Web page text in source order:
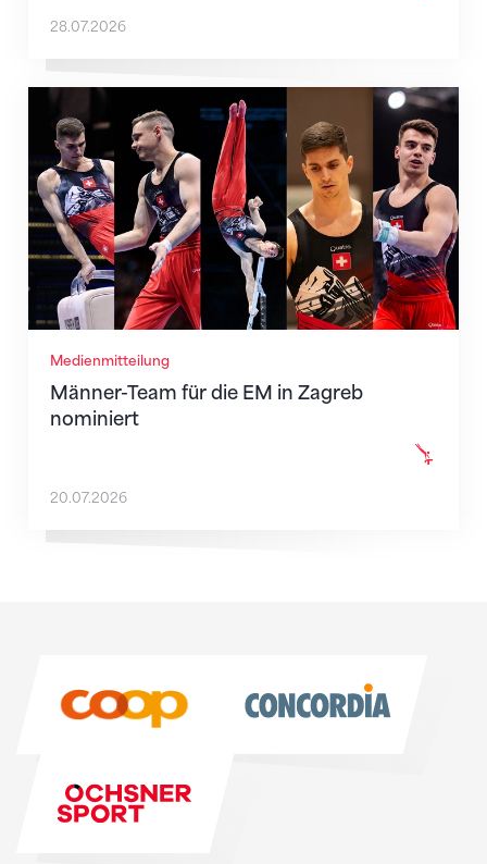
28.07.2026
Medienmitteilung
Männer-Team für die EM in Zagreb
nominiert
Männer-Team für die EM in Zagreb nominiert
20.07.2026